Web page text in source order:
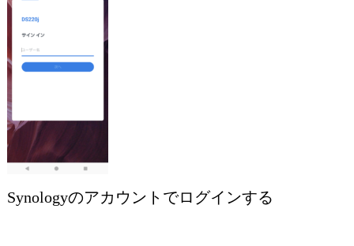
Synologyのアカウントでログインする